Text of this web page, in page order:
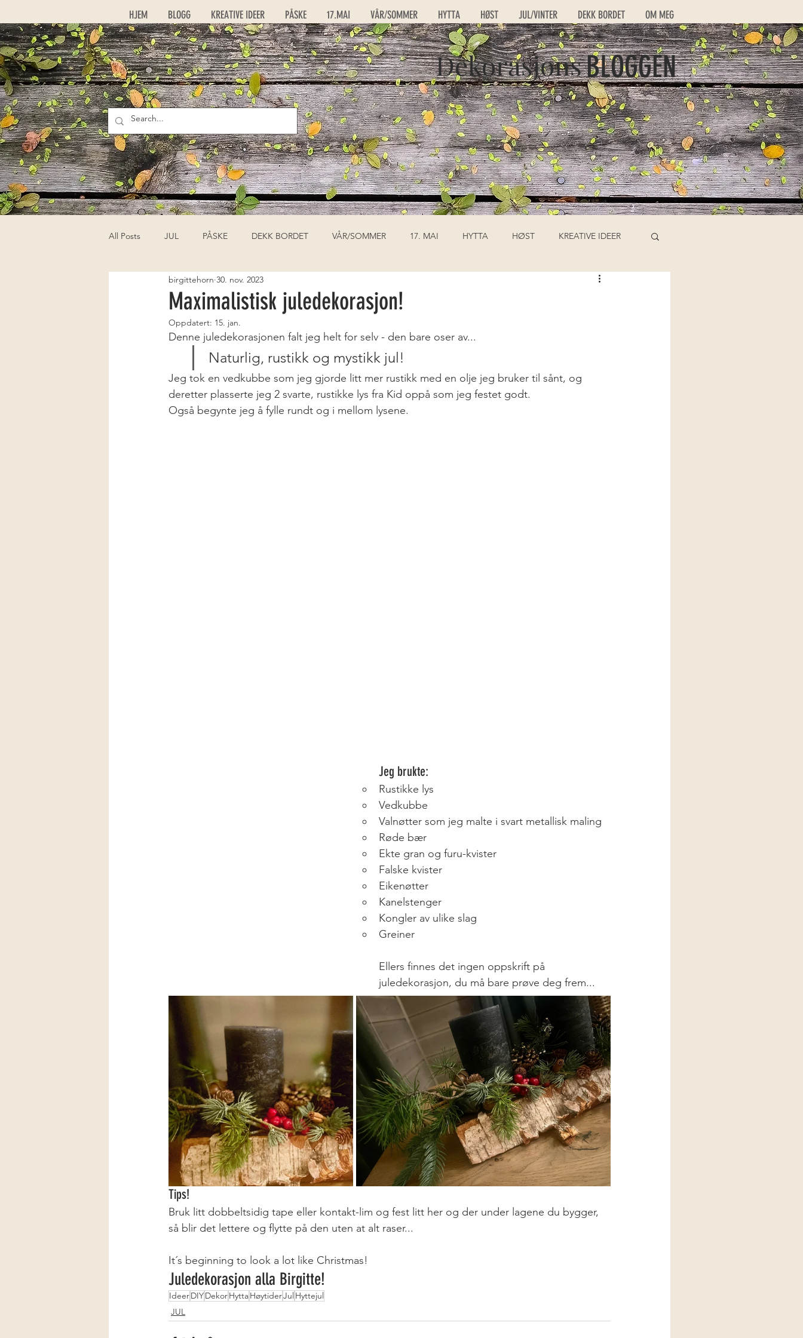
HJEM BLOGG KREATIVE IDEER PÅSKE 17.MAI VÅR/SOMMER HYTTA HØST JUL/VINTER DEKK BORDET OM MEG
DekorasjonsBLOGGEN
All Posts JUL PÅSKE DEKK BORDET VÅR/SOMMER 17. MAI HYTTA HØST KREATIVE IDEER
Maximalistisk juledekorasjon!
birgittehorn 30. nov. 2023
Oppdatert: 15. jan.
Denne juledekorasjonen falt jeg helt for selv - den bare oser av...
Naturlig, rustikk og mystikk jul!
Jeg tok en vedkubbe som jeg gjorde litt mer rustikk med en olje jeg bruker til sånt, og
deretter plasserte jeg 2 svarte, rustikke lys fra Kid oppå som jeg festet godt.
Også begynte jeg å fylle rundt og i mellom lysene.
Jeg brukte:
Rustikke lys
Vedkubbe
Valnøtter som jeg malte i svart metallisk maling
Røde bær
Ekte gran og furu-kvister
Falske kvister
Eikenøtter
Kanelstenger
Kongler av ulike slag
Greiner
Ellers finnes det ingen oppskrift på
juledekorasjon, du må bare prøve deg frem...
Tips!
Bruk litt dobbeltsidig tape eller kontakt-lim og fest litt her og der under lagene du bygger,
så blir det lettere og flytte på den uten at alt raser...
It´s beginning to look a lot like Christmas!
Juledekorasjon alla Birgitte!
IdeerDIYDekorHyttaHøytiderJul Hyttejul
JUL